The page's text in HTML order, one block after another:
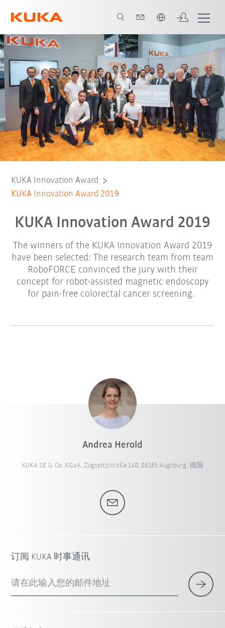
KUKA Innovation Award
KUKA Innovation Award 2019
KUKA Innovation Award 2019
The winners of the KUKA Innovation Award 2019
have been selected: The research team from team
RoboFORCE convinced the jury with their
concept for robot-assisted magnetic endoscopy
for pain-free colorectal cancer screening.
Andrea Herold
KUKA SE & Co. KGaA, Zugspitzstraße 140, 86165 Augsburg, 德国
订阅 KUKA 时事通讯
请在此输入您的邮件地址